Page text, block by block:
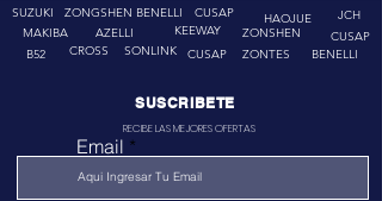
SUZUKI
ZONGSHEN
MAKIBA
AZELLI
BENELLI
CUSAP
KEEWAY
B52
CROSS SONLINK CUSAP
HAOJUE
JCH
ZONSHEN
ZONTES
CUSAP
BENELLI
SUSCRIBETE
RECIBE LAS MEJORES OFERTAS
Email